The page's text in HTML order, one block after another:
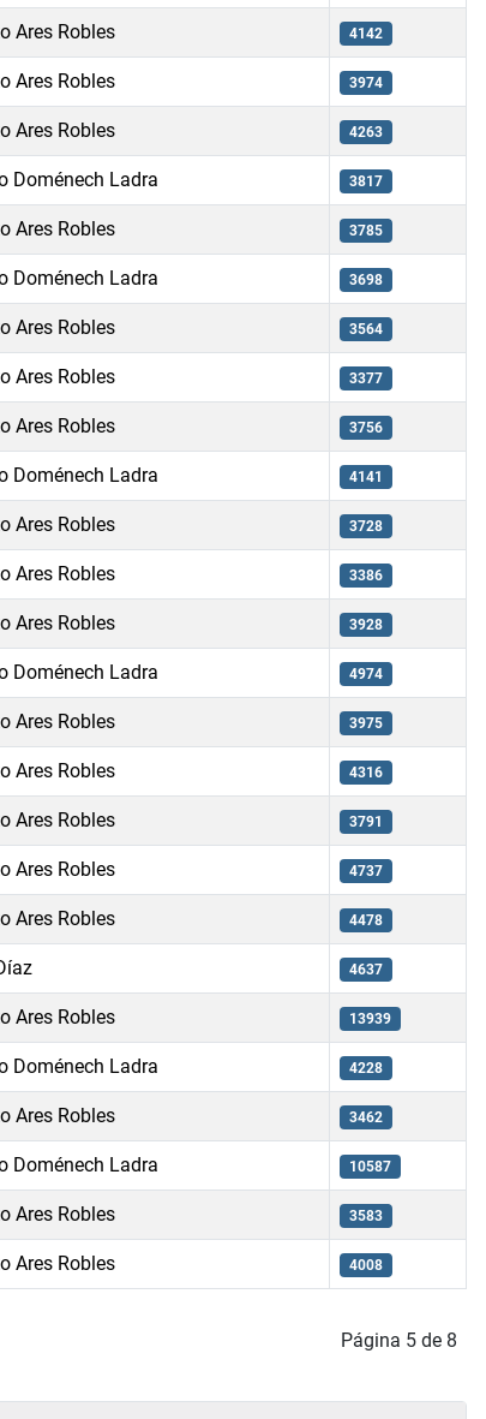
Ares Robles 4142
Ares Robles 3974
Ares Robles 4263
Doménech Ladra 3817
Ares Robles 3785
Doménech Ladra 3698
Ares Robles 3564
Ares Robles 3377
Ares Robles 3756
Doménech Ladra 4141
Ares Robles 3728
Ares Robles 3386
Ares Robles 3928
Doménech Ladra 4974
Ares Robles 3975
Ares Robles 4316
Ares Robles 3791
Ares Robles 4737
Ares Robles 4478
4637
Ares Robles 13939
Doménech Ladra 4228
Ares Robles 3462
Doménech Ladra 10587
Ares Robles 3583
Ares Robles 4008
Página 5 de 8